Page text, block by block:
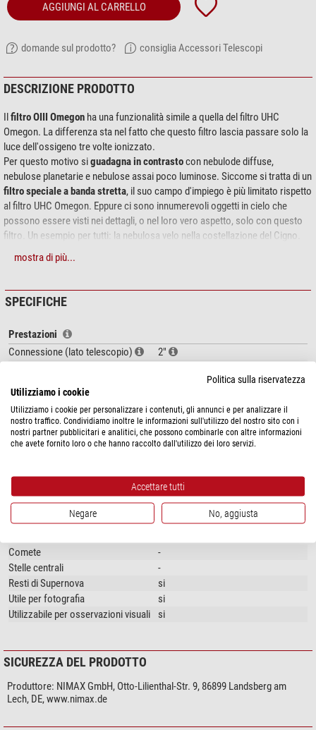
AGGIUNGI AL CARRELLO
domande sul prodotto? consiglia Accessori Telescopi
DESCRIZIONE PRODOTTO
Ilfiltro OIII Omegon ha una funzionalità simile a quella del filtro UHC
Omegon. La differenza sta nel fatto che questo filtro lascia passare solo la
luce dell'ossigeno tre volte ionizzato.
Per questo motivo siguadagna in contrastocon nebulode diffuse,
nebulose planetarie e nebulose assai poco luminose. Siccome si tratta di un
filtro speciale a banda stretta, il suo campo d'impiego è più limitato rispetto
al filtro UHC Omegon. Eppure ci sono innumerevoli oggetti in cielo che
possono essere visti nei dettagli, o nel loro vero aspetto, solo con questo
filtro. Un esempio per tutti: la nebulosa velo nella costellazione del Cigno.
L'utilizzo dei filtri OIII Omegon
aumentato. Il filtro OIII Omegon può essere utilizzato con tutti gli oculari da
2''.
Commento del nostro esperto:
Sta ancora cercando il filtro giusto? I consigli dei
nostri esperti nell'articolo della rivista
sicuramente di più.
mostra di più...
SPECIFICHE
Prestazioni
Connessione (lato telescopio)
2"
Generale
Serie
Advanced
Tipo
Filtro
Anti-inquinamento luminoso
si
Nebulose ad emissione
Comete
-
Stelle centrali
-
Resti di Supernova
si
Utile per fotografia
si
Utilizzabile per osservazioni visuali
si
SICUREZZA DEL PRODOTTO
Produttore: NIMAX GmbH, Otto-Lilienthal-Str. 9, 86899 Landsberg am
Lech, DE, www.nimax.de
Politica sulla riservatezza
Utilizziamo i cookie
Utilizziamo i cookie per personalizzare i contenuti, gli annunci e per analizzare il
nostro traffico. Condividiamo inoltre le informazioni sull'utilizzo del nostro sito con i
nostri partner pubblicitari e analitici, che possono combinarle con altre informazioni
che avete fornito loro o che hanno raccolto dall'utilizzo dei loro servizi.
Accettare tutti
Negare No, aggiusta